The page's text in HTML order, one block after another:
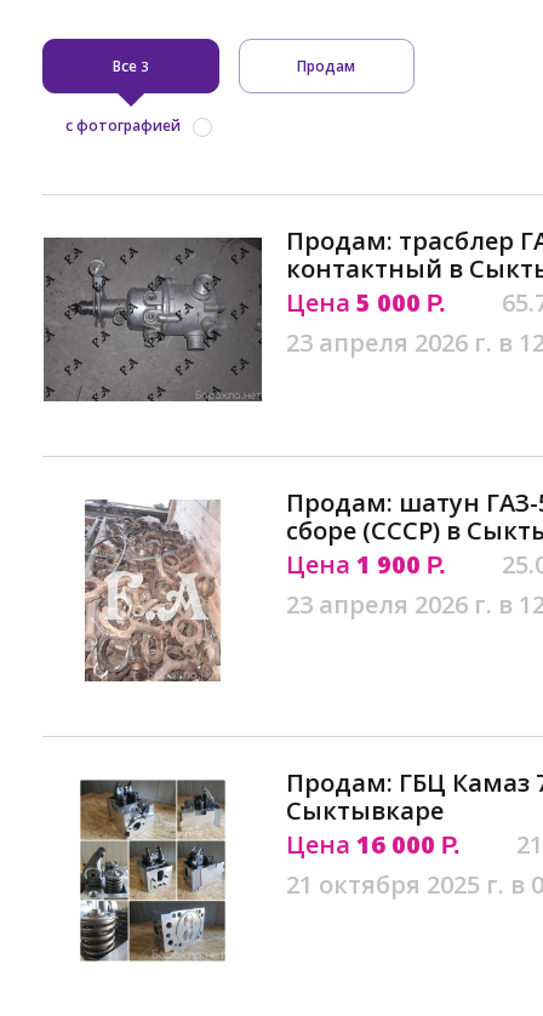
Все3 Продам
с фотографией
Продам: трасблер
контактный в
Цена 5 000 Р.
23 апреля 2026 г. в
Продам: шатун ГАЗ-
сборе (СССР) в
Цена 1 900 Р.
23 апреля 2026 г. в
Продам: ГБЦ Камаз
Сыктывкаре
Цена 16 000 Р.
21 октября 2025 г. в